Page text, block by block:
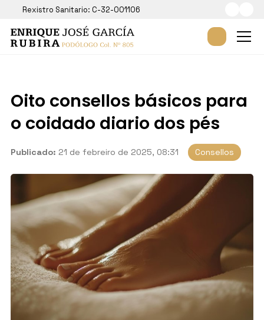
Rexistro Sanitario: C-32-001106
Oito consellos básicos para
o coidado diario dos pés
Publicado: 21 de febreiro de 2025, 08:31 Consellos